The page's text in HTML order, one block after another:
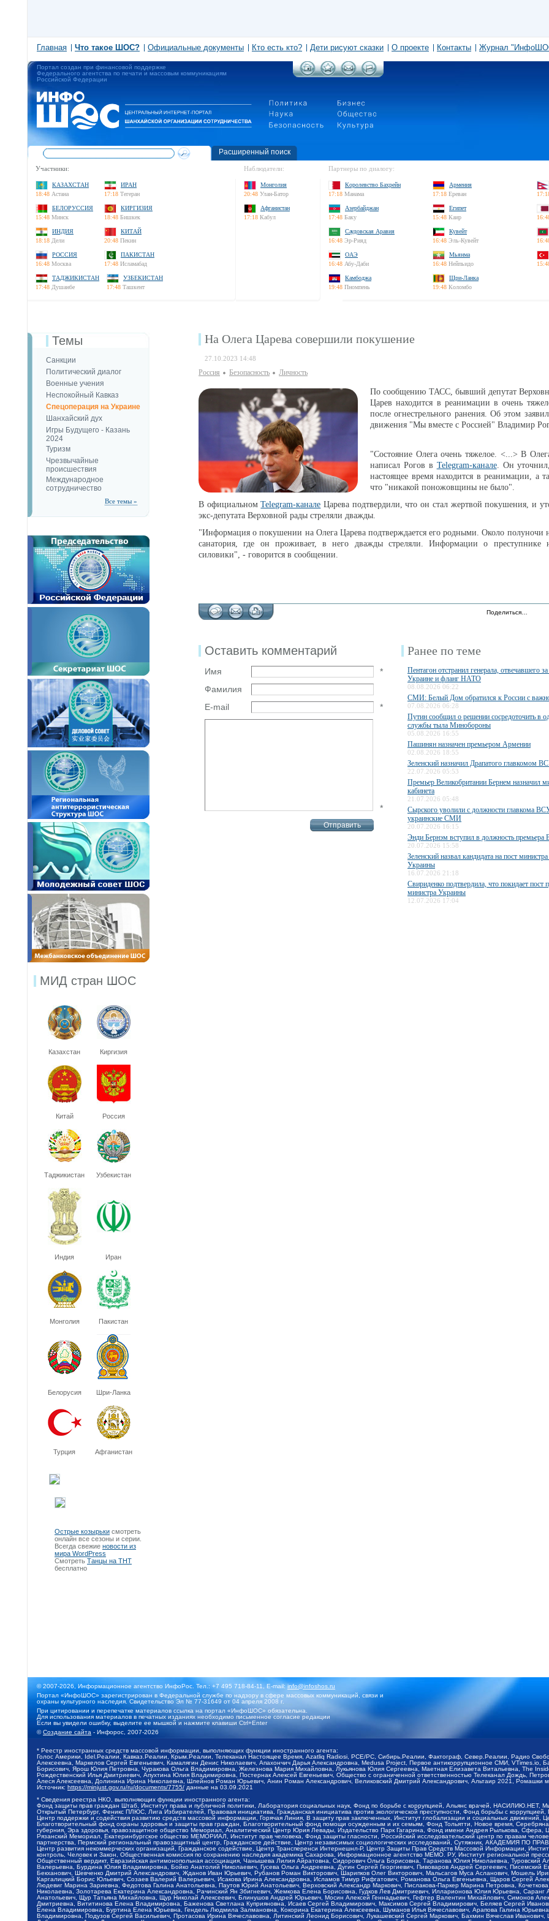
Главная Что такое ШОС? Официальные документы Кто есть кто? Дети рисуют сказки О проекте Контакты Журнал
Портал создан при финансовой поддержке
Федерального агентства по печати и массовым коммуникациям
Российской Федерации
Расширенный поиск
Участники:
КАЗАХСТАН
18:48 Астана
ИРАН
17:18 Тегеран
БЕЛОРУССИЯ
15:48 Минск
КИРГИЗИЯ
18:48 Бишкек
ИНДИЯ
18:18 Дели
КИТАЙ
20:48 Пекин
РОССИЯ
16:48 Москва
ПАКИСТАН
17:48 Исламабад
ТАДЖИКИСТАН
17:48 Душанбе
УЗБЕКИСТАН
17:48 Ташкент
Наблюдатели:
Монголия
20:48 Улан-Батор
Афганистан
17:18 Кабул
Партнеры по диалогу:
Королевство Бахрейн
17:18 Манама
Армения
17:18 Ереван
Азербайджан
17:48 Баку
Египет
15:48 Каир
Саудовская Аравия
16:48 Эр-Рияд
Кувейт
16:48 Эль-Кувейт
ОАЭ
16:48 Абу-Даби
Мьянма
16:48 Нейпьидо
Камбоджа
19:48 Пномпень
Шри-Ланка
19:48 Коломбо
Темы
Санкции
Политический диалог
Военные учения
Неспокойный Кавказ
Спецоперация на Украине
Шанхайский дух
Игры Будущего - Казань
2024
Туризм
Чрезвычайные
происшествия
Международное
сотрудничество
Все темы »
МИД стран ШОС
Казахстан Киргизия
Китай Россия
Таджикистан Узбекистан
Индия Иран
Монголия Пакистан
Белорусия Шри-Ланка
Турция Афганистан
Острые козырьки смотреть
онлайн все сезоны и серии.
Всегда свежие новости из
мира WordPress
Смотреть Танцы на ТНТ
бесплатно
На Олега Царева совершили покушение
27.10.2023 14:48
Россия Безопаcность Личность
По сообщению ТАСС, бывший депутат
Царев находится в реанимации в очень
после огнестрельного ранения. Об этом заявил
движения "Мы вместе с Россией" Владимир
"Состояние Олега очень тяжелое. <...> В
написал Рогов в Telegram-канале. Он
настоящее время находится в реанимации, а
что "никакой поножовщины не было".
В официальномTelegram-канале Царева подтвердили, что он стал жертвой покушения, и
экс-депутата Верховной рады стреляли дважды.
"Информация о покушении на Олега Царева подтверждается его родными. Около полуночи
санатория, где он проживает, в него дважды стреляли. Информации о преступнике
силовики", - говорится в сообщении.
Поделиться…
Оставить комментарий
Имя
*
Фамилия
E-mail
*
*
Ранее по теме
Пентагон отстранил генерала, отвечавшего
Украине и фланг НАТО
08.08.2026 06:22
СМИ: Белый Дом обратился к России с
07.08.2026 06:28
Путин сообщил о решении сосредоточить в
службы тыла Минобороны
05.08.2026 16:55
Пашинян назначен премьером Армении
02.08.2026 18:55
Зеленский назначил Драпатого главкомом
22.07.2026 05:53
Премьер Великобритании Бернем назначил
кабинета
21.07.2026 05:48
Сырского уволили с должности главкома
украинские СМИ
20.07.2026 16:15
Энди Бернэм вступил в должность премьера
20.07.2026 15:58
Зеленский назвал кандидата на пост
Украины
16.07.2026 21:18
Свириденко подтвердила, что покидает пост
министра Украины
12.07.2026 17:04
© 2007-2026, Информационное агентство ИнфоРос. Тел.: +7 495 718-84-11, E-mail:info@infoshos.ru
Портал «ИнфоШОС» зарегистрирован в Федеральной службе по надзору в сфере массовых коммуникаций, связи и
охраны культурного наследия. Свидетельство Эл № 77-31649 от 04 апреля 2008 г.
При цитировании и перепечатке материалов ссылка на портал «ИнфоШОС» обязательна.
Для использования материалов в печатных изданиях необходимо письменное согласие редакции
Если вы увидели ошибку, выделите ее мышкой и нажмите клавиши Ctrl+Enter
©Создание сайта - Инфорос, 2007-2026
* Реестр иностранных средств массовой информации, выполняющих функции иностранного агента:
Голос Америки, Idel.Реалии, Кавказ.Реалии, Крым.Реалии, Телеканал Настоящее Время, Azatliq Radiosi, PCE/PC, Сибирь.Реалии, Фактограф, Север.Реалии, Радио
Алексеевна, Маркелов Сергей Евгеньевич, Камалягин Денис Николаевич, Апахончич Дарья Александровна, Medusa Project, Первое антикоррупционное СМИ,
Борисович, Ярош Юлия Петровна, Чуракова Ольга Владимировна, Железнова Мария Михайловна, Лукьянова Юлия Сергеевна, Маетная Елизавета Витальевна, The
Рождественский Илья Дмитриевич, Апухтина Юлия Владимировна, Постернак Алексей Евгеньевич, Общество с ограниченной ответственностью Телеканал Дождь,
Алеся Алексеевна, Долинина Ирина Николаевна, Шлейнов Роман Юрьевич, Анин Роман Александрович, Великовский Дмитрий Александрович, Альтаир 2021, Ромашки
Источник: https://minjust.gov.ru/ru/documents/7755/ данные на 03.09.2021
* Сведения реестра НКО, выполняющих функции иностранного агента:
Фонд защиты прав граждан Штаб, Институт права и публичной политики, Лаборатория социальных наук, Фонд по борьбе с коррупцией, Альянс врачей,
Открытый Петербург, Феникс ПЛЮС, Лига Избирателей, Правовая инициатива, Гражданская инициатива против экологической преступности, Фонд борьбы с
Центр поддержки и содействия развитию средств массовой информации, Горячая Линия, В защиту прав заключенных, Институт глобализации и социальных
Благотворительный фонд охраны здоровья и защиты прав граждан, Благотворительный фонд помощи осужденным и их семьям, Фонд Тольятти, Новое время,
губерния, Эра здоровья, правозащитное общество Мемориал, Аналитический Центр Юрия Левады, Издательство Парк Гагарина, Фонд имени Андрея Рылькова,
Рязанский Мемориал, Екатеринбургское общество МЕМОРИАЛ, Институт прав человека, Фонд защиты гласности, Российский исследовательский центр по правам
партнерства, Пермский региональный правозащитный центр, Гражданское действие, Центр независимых социологических исследований, Сутяжник, АКАДЕМИЯ ПО
Центр развития некоммерческих организаций, Гражданское содействие, Центр Трансперенси Интернешнл-Р, Центр Защиты Прав Средств Массовой Информации,
контроль, Человек и Закон, Общественная комиссия по сохранению наследия академика Сахарова, Информационное агентство МЕМО. РУ, Институт региональной
Общественный вердикт, Евразийская антимонопольная ассоциация, Чанышева Лилия Айратовна, Сидорович Ольга Борисовна, Таранова Юлия Николаевна, Туровский
Валерьевна, Бурдина Юлия Владимировна, Бойко Анатолий Николаевич, Гусева Ольга Андреевна, Дугин Сергей Георгиевич, Пивоваров Андрей Сергеевич, Писемский
Бекханович, Шевченко Дмитрий Александрович, Жданов Иван Юрьевич, Рубанов Роман Викторович, Шарипков Олег Викторович, Мальсагов Муса Асланович, Мошель
Каргалицкий Борис Юльевич, Созаев Валерий Валерьевич, Исакова Ирина Александровна, Исламов Тимур Рифгатович, Романова Ольга Евгеньевна, Щаров Сергей
Людевиг Марина Зариевна, Федотова Галина Анатольевна, Паутов Юрий Анатольевич, Верховский Александр Маркович, Пислакова-Паркер Марина Петровна,
Николаевна, Золотарева Екатерина Александровна, Рачинский Ян Збигневич, Жемкова Елена Борисовна, Гудков Лев Дмитриевич, Илларионова Юлия Юрьевна,
Анатольевич, Щур Татьяна Михайловна, Щур Николай Алексеевич, Блинушов Андрей Юрьевич, Мосин Алексей Геннадьевич, Гефтер Валентин Михайлович, Симонов
Дмитриевна, Вититинова Елена Владимировна, Баженова Светлана Куприяновна, Исаев Сергей Владимирович, Максимов Сергей Владимирович, Беляев Сергей
Елена Владимировна, Буртина Елена Юрьевна, Гендель Людмила Залмановна, Кокорина Екатерина Алексеевна, Шуманов Илья Вячеславович, Арапова Галина
Владимировна, Подузов Сергей Васильевич, Протасова Ирина Вячеславовна, Литинский Леонид Борисович, Лукашевский Сергей Маркович, Бахмин Вячеслав